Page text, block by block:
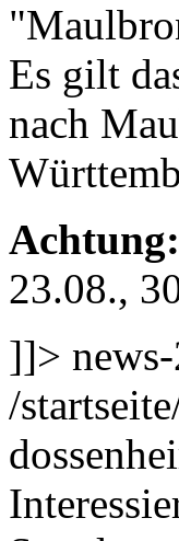
Es gilt
nach
Achtung:
23.08.,
]]>
/